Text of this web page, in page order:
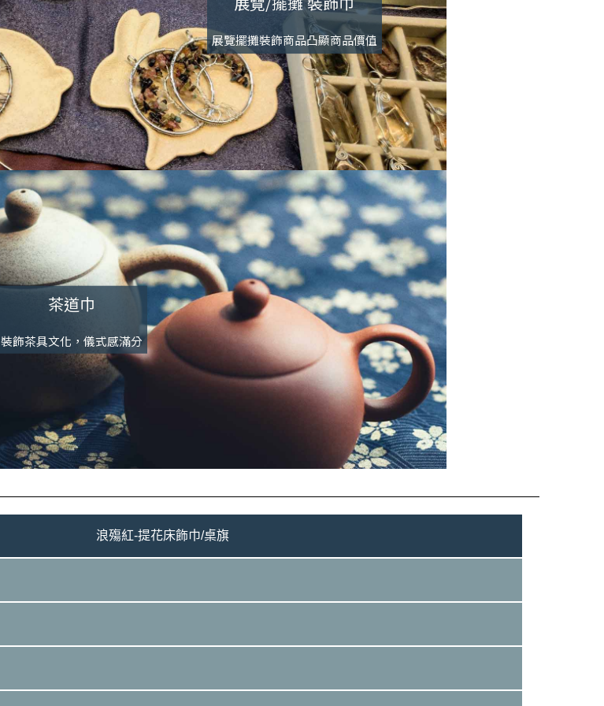
展覽擺攤裝飾商品凸顯商品價值
茶道巾
裝飾茶具文化，儀式感滿分
浪殤紅-提花床飾巾/桌旗